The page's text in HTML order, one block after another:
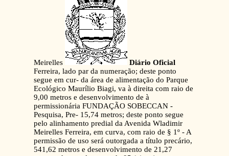
Meirelles
Diário Oficial
Ferreira, lado par da numeração; deste ponto
segue em cur- da área de alimentação do Parque
Ecológico Maurílio Biagi, va à direita com raio de
9,00 metros e desenvolvimento de à
permissionária FUNDAÇÃO SOBECCAN -
Pesquisa, Pre- 15,74 metros; deste ponto segue
pelo alinhamento predial da Avenida Wladimir
Meirelles Ferreira, em curva, com raio de § 1º - A
permissão de uso será outorgada a título precário,
541,62 metros e desenvolvimento de 21,27